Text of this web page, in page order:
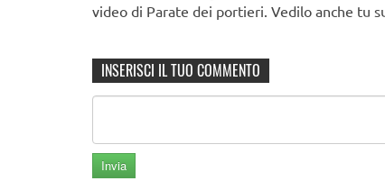
video di Parate dei portieri. Vedilo anche tu
INSERISCI IL TUO COMMENTO